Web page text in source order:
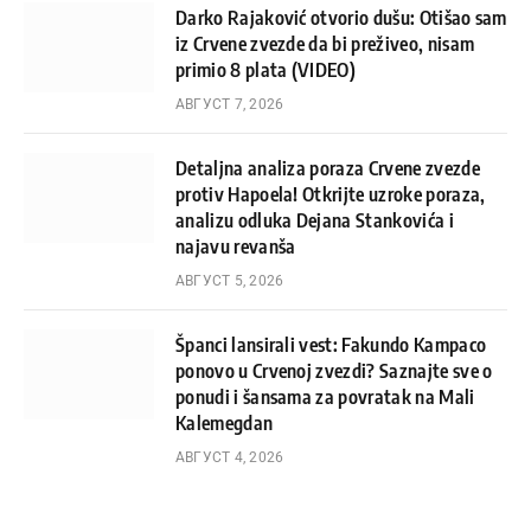
Darko Rajaković otvorio dušu: Otišao sam
iz Crvene zvezde da bi preživeo, nisam
primio 8 plata (VIDEO)
АВГУСТ 7, 2026
Detaljna analiza poraza Crvene zvezde
protiv Hapoela! Otkrijte uzroke poraza,
analizu odluka Dejana Stankovića i
najavu revanša
АВГУСТ 5, 2026
Španci lansirali vest: Fakundo Kampaco
ponovo u Crvenoj zvezdi? Saznajte sve o
ponudi i šansama za povratak na Mali
Kalemegdan
АВГУСТ 4, 2026